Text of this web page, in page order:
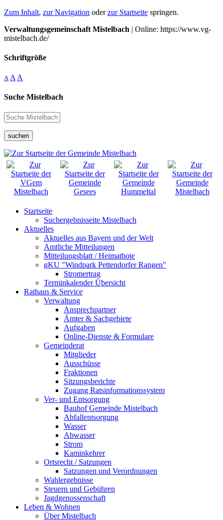
Zum Inhalt, zur Navigation oderzur Startseite springen.
Verwaltungsgemeinschaft Mistelbach | Online: https://www.vg-
mistelbach.de/
Schriftgröße
A A A
Suche Mistelbach
suchen
Startseite
Suchergebnisseite Mistelbach
Aktuelles
Aktuelles aus Bayern und der Welt
Amtliche Mitteilungen
Mitteilungsblatt / Heimatbote
gKU "Windpark Pettendorfer Rangen"
Stromertrag
Terminkalender Übersicht
Rathaus & Service
Verwaltung
Ansprechpartner
Ämter & Sachgebiete
Aufgaben
Online-Dienste & Formulare
Gemeinderat
Mitglieder
Ausschüsse
Fraktionen
Sitzungsberichte
Zugang Ratsinformationssystem
Ver- und Entsorgung
Bauhof Gemeinde Mistelbach
Abfallentsorgung
Wasser
Abwasser
Strom
Kaminkehrer
Ortsrecht / Satzungen
Satzungen und Verordnungen
Wahlergebnisse
Steuern und Gebühren
Jagdgenossenschaft
Leben & Wohnen
Über Mistelbach